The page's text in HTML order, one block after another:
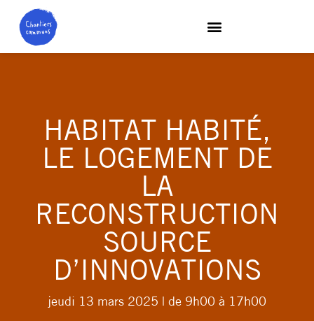
HABITAT HABITÉ,
LE LOGEMENT DE
LA
RECONSTRUCTION
SOURCE
D’INNOVATIONS
jeudi 13 mars 2025 | de 9h00 à 17h00